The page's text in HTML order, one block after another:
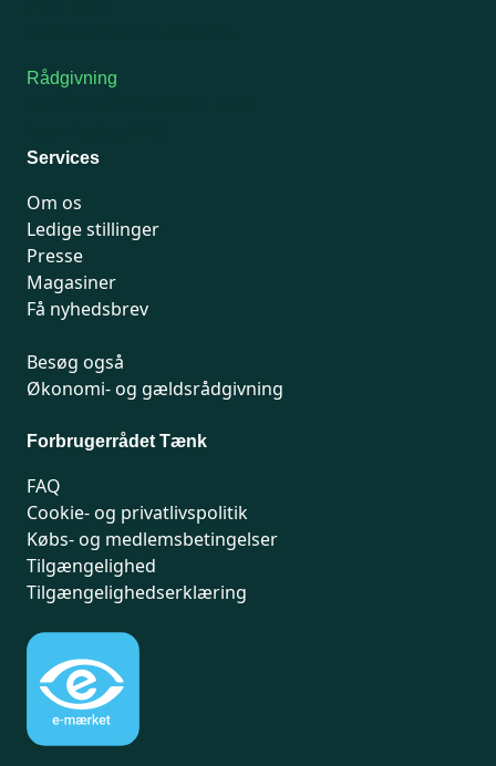
Rådgivning
Services
Om os
Ledige stillinger
Presse
Magasiner
Få nyhedsbrev
Besøg også
Økonomi- og gældsrådgivning
Forbrugerrådet Tænk
FAQ
Cookie- og privatlivspolitik
Købs- og medlemsbetingelser
Tilgængelighed
Tilgængelighedserklæring